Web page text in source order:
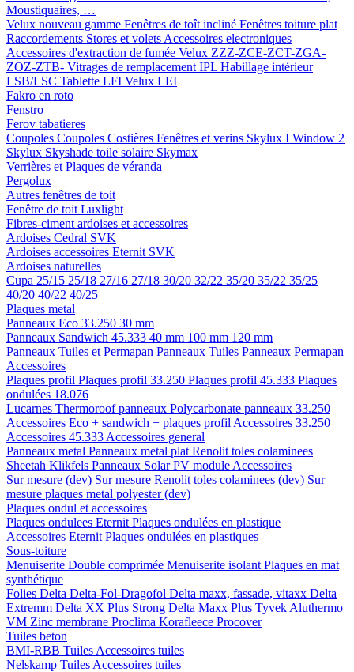
Moustiquaires, …
Velux nouveau gamme Fenêtres de toît incliné Fenêtres toiture plat
Raccordements Stores et volets Accessoires electroniques
Accessoires d'extraction de fumée Velux ZZZ-ZCE-ZCT-ZGA-
ZOZ-ZTB- Vitrages de remplacement IPL Habillage intérieur
LSB/LSC Tablette LFI Velux LEI
Fakro en roto
Fenstro
Ferov tabatieres
Coupoles Coupoles Costières Fenêtres et verins Skylux I Window 2
Skylux Skyshade toile solaire Skymax
Verrières et Plaques de véranda
Pergolux
Autres fenêtres de toit
Fenêtre de toit Luxlight
Fibres-ciment ardoises et accessoires
Ardoises Cedral SVK
Ardoises accessoires Eternit SVK
Ardoises naturelles
Cupa 25/15 25/18 27/16 27/18 30/20 32/22 35/20 35/22 35/25
40/20 40/22 40/25
Plaques metal
Panneaux Eco 33.250 30 mm
Panneaux Sandwich 45.333 40 mm 100 mm 120 mm
Panneaux Tuiles et Permapan Panneaux Tuiles Panneaux Permapan
Accessoires
Plaques profil Plaques profil 33.250 Plaques profil 45.333 Plaques
ondulées 18.076
Lucarnes Thermoroof panneaux Polycarbonate panneaux 33.250
Accessoires Eco + sandwich + plaques profil Accessoires 33.250
Accessoires 45.333 Accessoires general
Panneaux metal Panneaux metal plat Renolit toles colaminees
Sheetah Klikfels Panneaux Solar PV module Accessoires
Sur mesure (dev) Sur mesure Renolit toles colaminees (dev) Sur
mesure plaques metal polyester (dev)
Plaques ondul et accessoires
Plaques ondulees Eternit Plaques ondulées en plastique
Accessoires Eternit Plaques ondulées en plastiques
Sous-toiture
Menuiserite Double comprimée Menuiserite isolant Plaques en mat
synthétique
Folies Delta Delta-Fol-Dragofol Delta maxx, fassade, vitaxx Delta
Extremm Delta XX Plus Strong Delta Maxx Plus Tyvek Aluthermo
VM Zinc membrane Proclima Korafleece Procover
Tuiles beton
BMI-RBB Tuiles Accessoires tuiles
Nelskamp Tuiles Accessoires tuiles